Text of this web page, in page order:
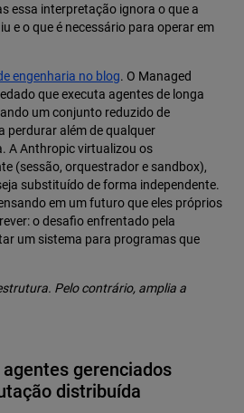
essa interpretação ignora o que a
e o que é necessário para operar em
engenharia no blog. O Managed
que executa agentes de longa
um conjunto reduzido de
perdurar além de qualquer
A Anthropic virtualizou os
(sessão, orquestrador e sandbox),
substituído de forma independente.
em um futuro que eles próprios
o desafio enfrentado pela
um sistema para programas que
Pelo contrário, amplia a
gerenciados
distribuída